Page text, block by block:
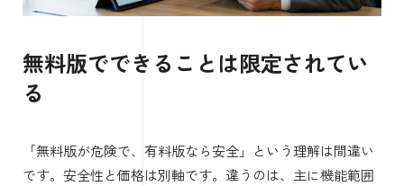
無料版でできることは限定されてい
る
「無料版が危険で、有料版なら安全」という理解は間違い
です。安全性と価格は別軸です。違うのは、主に機能範囲